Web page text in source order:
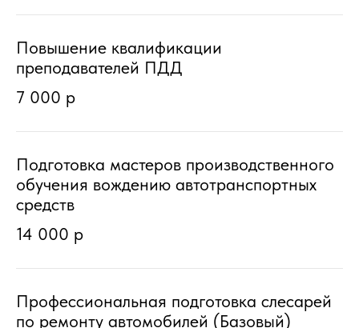
Повышение квалификации
преподавателей ПДД
7 000 р
Подготовка мастеров производственного
обучения вождению автотранспортных
средств
14 000 р
Профессиональная подготовка слесарей
по ремонту автомобилей (Базовый)